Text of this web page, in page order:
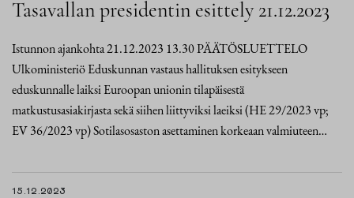
Tasavallan presidentin esittely 21.12.2023
Istunnon ajankohta 21.12.2023 13.30 PÄÄTÖSLUETTELO
Ulkoministeriö Eduskunnan vastaus hallituksen esitykseen
eduskunnalle laiksi Euroopan unionin tilapäisestä
matkustusasiakirjasta sekä siihen liittyviksi laeiksi (HE 29/2023 vp;
EV 36/2023 vp) Sotilasosaston asettaminen korkeaan valmiuteen…
15.12.2023